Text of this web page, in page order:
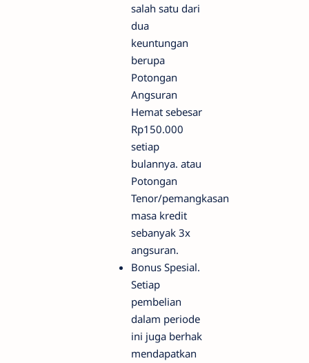
salah satu dari
dua
keuntungan
berupa
Potongan
Angsuran
Hemat sebesar
Rp150.000
setiap
bulannya. atau
Potongan
Tenor/pemangkasan
masa kredit
sebanyak 3x
angsuran.
Bonus Spesial.
Setiap
pembelian
dalam periode
ini juga berhak
mendapatkan